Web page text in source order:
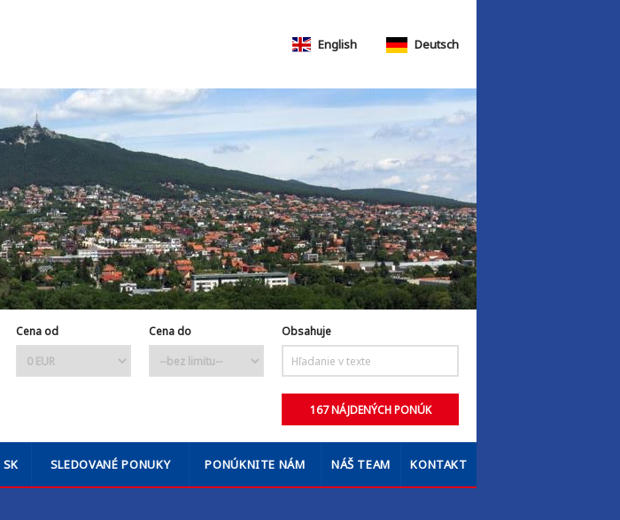
English Deutsch
SK SLEDOVANÉ PONUKY PONÚKNITE NÁM NÁŠ TEAM KONTAKT
Cena od Cena do Obsahuje